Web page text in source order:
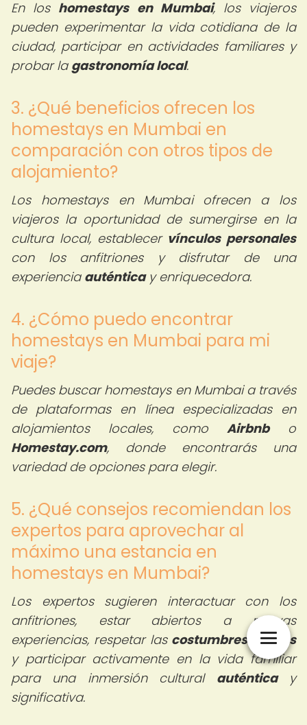
En los homestays en Mumbai, los viajeros
pueden experimentar la vida cotidiana de la
ciudad, participar en actividades familiares y
probar la gastronomía local.
3. ¿Qué beneficios ofrecen los
homestays en Mumbai en
comparación con otros tipos de
alojamiento?
Los homestays en Mumbai ofrecen a los
viajeros la oportunidad de sumergirse en la
cultura local, establecer vínculos personales
con los anfitriones y disfrutar de una
experiencia auténticay enriquecedora.
4. ¿Cómo puedo encontrar
homestays en Mumbai para mi
viaje?
Puedes buscar homestays en Mumbai a través
de plataformas en línea especializadas en
alojamientos locales, como Airbnbo
Homestay.com, donde encontrarás una
variedad de opciones para elegir.
5. ¿Qué consejos recomiendan los
expertos para aprovechar al
máximo una estancia en
homestays en Mumbai?
Los expertos sugieren interactuar con los
anfitriones, estar abiertos a nuevas
experiencias, respetar las costumbres locales
y participar activamente en la vida familiar
para una inmersión cultural auténticay
significativa.